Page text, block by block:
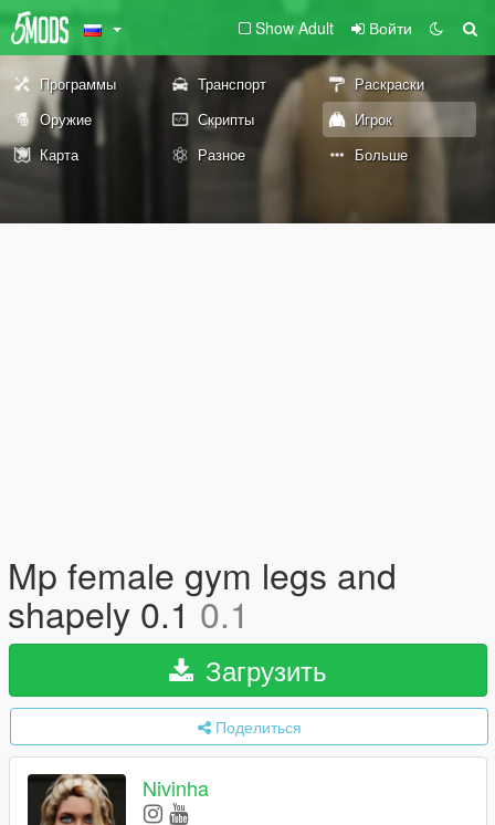
Show Adult Войти
Программы Транспорт
Раскраски
Оружие
Скрипты
Игрок
Карта
Разное Больше
Mp female gym legs and
shapely 0.10.1
Загрузить
Поделиться
Nivinha